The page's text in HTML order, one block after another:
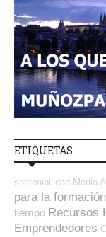
ETIQUETAS
sostenibilidad Medio
para la formación
tiempo Recursos
Emprendedores